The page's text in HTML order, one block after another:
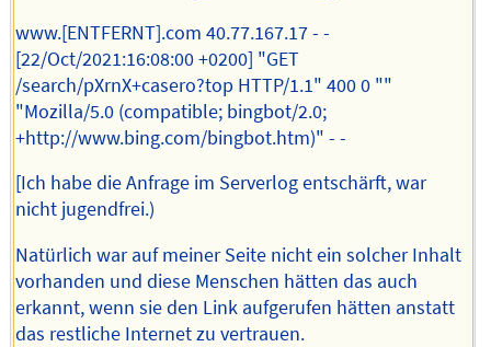
www.[ENTFERNT].com 40.77.167.17 - -
[22/Oct/2021:16:08:00 +0200] "GET
/search/pXrnX+casero?top HTTP/1.1" 400 0 ""
"Mozilla/5.0 (compatible; bingbot/2.0;
+http://www.bing.com/bingbot.htm)" - -
[Ich habe die Anfrage im Serverlog entschärft, war
nicht jugendfrei.)
Natürlich war auf meiner Seite nicht ein solcher Inhalt
vorhanden und diese Menschen hätten das auch
erkannt, wenn sie den Link aufgerufen hätten anstatt
das restliche Internet zu vertrauen.